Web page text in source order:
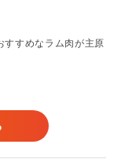
すすめなラム肉が主原